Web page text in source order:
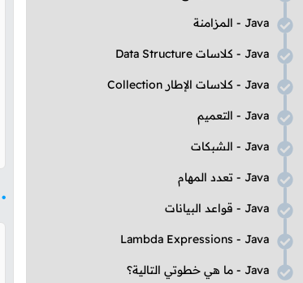
Java - المزامنة
Java - كلاسات Data Structure
Java - كلاسات الإطار Collection
Java - التعميم
Java - الشبكات
Java - تعدد المهام
Java - قواعد البيانات
Java
-
Lambda Expressions
Java - ما هي خطوتي التالية؟